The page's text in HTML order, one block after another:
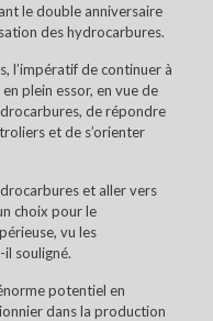
le double anniversaire
des hydrocarbures.
l’impératif de continuer à
plein essor, en vue de
de répondre
et de s’orienter
et aller vers
choix pour le
vu les
souligné.
potentiel en
dans la production